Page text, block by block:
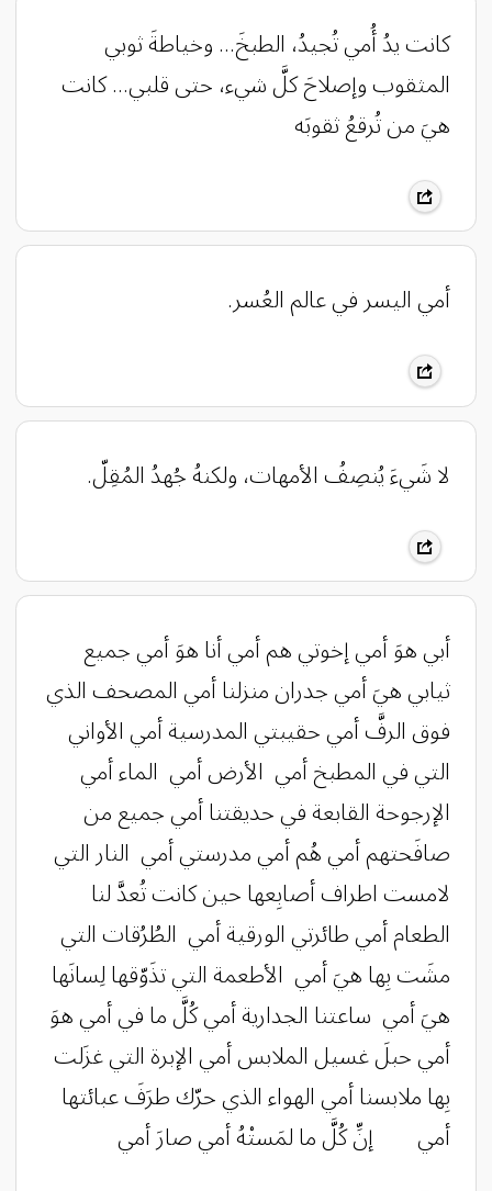
كانت يدُ أُمي تُجيدُ، الطبخَ… وخياطةَ ثوبي
المثقوب وإصلاحَ كلَّ شيء، حتى قلبي… كانت
هيَ من تُرقعُ ثقوبَه
أمي اليسر في عالم العُسر.
لا شَيءَ يُنصِفُ الأمهات، ولكنهُ جُهدُ المُقِلّ.
أبي هوَ أمي إخوتي هم أمي أنا هوَ أمي جميع
ثيابي هيَ أمي جدران منزلنا أمي المصحف الذي
فوق الرفَّ أمي حقيبتي المدرسية أمي الأواني
التي في المطبخ أمي الأرض أمي الماء أمي
الإرجوحة القابعة في حديقتنا أمي جميع من
صافَحتهم أمي هُم أمي مدرستي أمي النار التي
لامست اطراف أصابِعها حين كانت تُعدَّ لنا
الطعام أمي طائرتي الورقية أمي الطُرُقات التي
مشَت بِها هيَ أمي الأطعمة التي تذَوّقها لِسانَها
هيَ أمي ساعتنا الجدارية أمي كُلَّ ما في أمي هوَ
أمي حبلَ غسيل الملابس أمي الإبرة التي غزَلت
بِها ملابسنا أمي الهواء الذي حرّك طرَفَ عبائتها
أمي إنِّ كُلَّ ما لمَستْهُ أمي صارَ أمي